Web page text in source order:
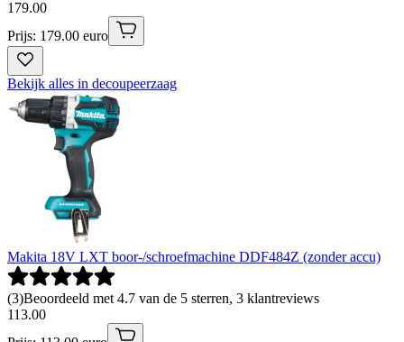
179.00
Prijs: 179.00 euro
Bekijk alles in decoupeerzaag
Makita 18V LXT boor-/schroefmachine DDF484Z (zonder accu)
(3)Beoordeeld met 4.7 van de 5 sterren, 3 klantreviews
113.00